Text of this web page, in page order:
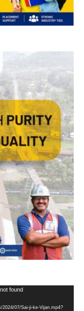
found
07/Sai-ji-ke-Vijan.mp4?